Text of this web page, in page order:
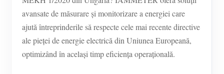
avansate de măsurare și monitorizare a energiei care
ajută întreprinderile să respecte cele mai recente directive
ale pieței de energie electrică din Uniunea Europeană,
optimizând în același timp eficiența operațională.